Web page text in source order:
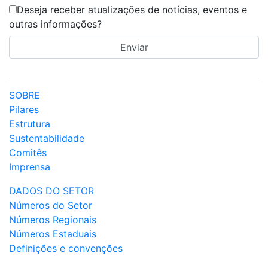
Deseja receber atualizações de notícias, eventos e
outras informações?
SOBRE
Pilares
Estrutura
Sustentabilidade
Comitês
Imprensa
DADOS DO SETOR
Números do Setor
Números Regionais
Números Estaduais
Definições e convenções